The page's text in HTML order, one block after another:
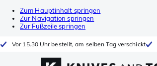
Zum Hauptinhalt springen
Zur Navigation springen
Zur Fußzeile springen
Vor 15.30 Uhr bestellt, am selben Tag verschickt